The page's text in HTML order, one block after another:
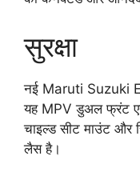
सुरक्षा
नई Maruti Suzuki
यह MPV डुअल फ्रंट
चाइल्ड सीट माउंट और
लैस है।